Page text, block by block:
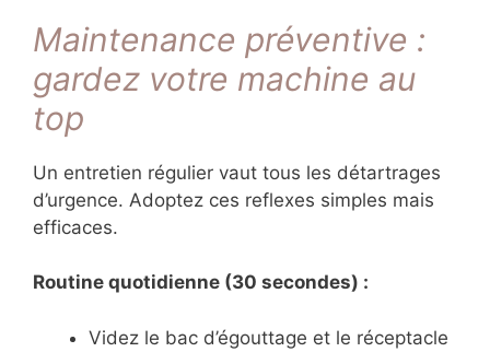
Maintenance préventive :
gardez votre machine au
top
Un entretien régulier vaut tous les détartrages
d’urgence. Adoptez ces reflexes simples mais
efficaces.
Routine quotidienne (30 secondes) :
Videz le bac d’égouttage et le réceptacle